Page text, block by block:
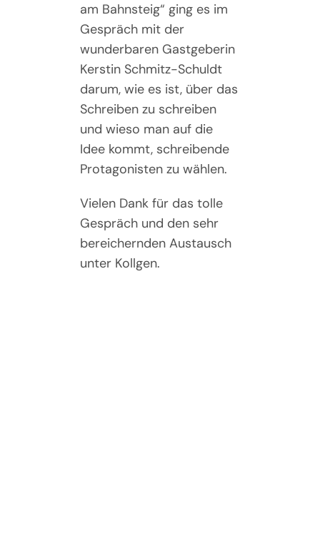
am Bahnsteig“ ging es im
Gespräch mit der
wunderbaren Gastgeberin
Kerstin Schmitz-Schuldt
darum, wie es ist, über das
Schreiben zu schreiben
und wieso man auf die
Idee kommt, schreibende
Protagonisten zu wählen.
Vielen Dank für das tolle
Gespräch und den sehr
bereichernden Austausch
unter Kollgen.